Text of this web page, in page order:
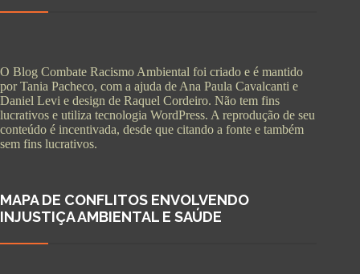
O Blog Combate Racismo Ambiental foi criado e é mantido
por Tania Pacheco, com a ajuda de Ana Paula Cavalcanti e
Daniel Levi e design de Raquel Cordeiro. Não tem fins
lucrativos e utiliza tecnologia WordPress. A reprodução de seu
conteúdo é incentivada, desde que citando a fonte e também
sem fins lucrativos.
MAPA DE CONFLITOS ENVOLVENDO
INJUSTIÇA AMBIENTAL E SAÚDE